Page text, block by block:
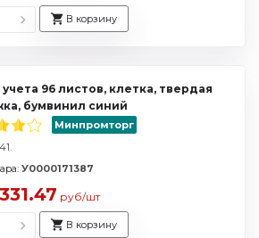
В корзину
учета 96 листов, клетка, твердая
бумвинил синий
Минпромторг
У0000171387
331.47 руб/шт
В корзину